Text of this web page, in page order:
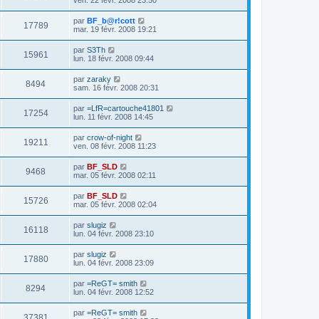
17789 par BF_b@r!cott
mar. 19 févr. 2008 19:21
15961 par S3Th
lun. 18 févr. 2008 09:44
8494 par zaraky
sam. 16 févr. 2008 20:31
17254 par =LfR=cartouche41801
lun. 11 févr. 2008 14:45
19211 par crow-of-night
ven. 08 févr. 2008 11:23
9468 par BF_SLD
mar. 05 févr. 2008 02:11
15726 par BF_SLD
mar. 05 févr. 2008 02:04
16118 par slugiz
lun. 04 févr. 2008 23:10
17880 par slugiz
lun. 04 févr. 2008 23:09
8294 par =ReGT= smith
lun. 04 févr. 2008 12:52
par =ReGT= smith